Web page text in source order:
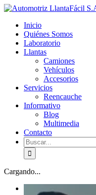
Skip
content
facebook
youtube
Inicio
Quiénes Somos
Laboratorio
Llantas
Camiones
Vehículos
Accesorios
Servicios
Reencauche
Informativo
Blog
Multimedia
Contacto
Buscar:
Cargando...